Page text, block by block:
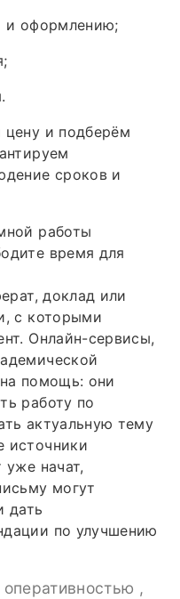
и оформлению;
и подберём
сроков и
работы
время для
доклад или
с которыми
Онлайн-сервисы,
помощь: они
работу по
актуальную тему
источники
начат,
могут
дать
по улучшению
,